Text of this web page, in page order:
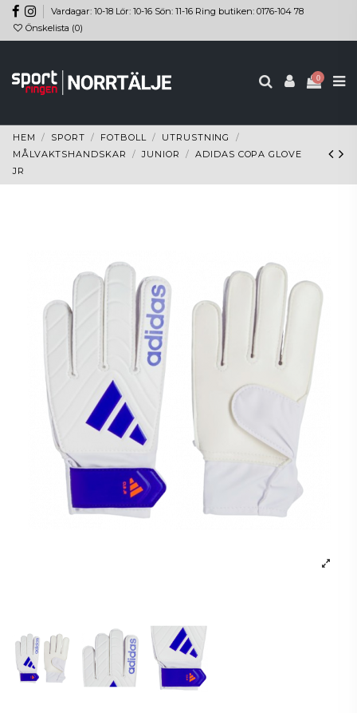
Vardagar: 10-18 Lör: 10-16 Sön: 11-16 Ring butiken: 0176-104 78
Önskelista (0)
0
HEM SPORT FOTBOLL
UTRUSTNING
MÅLVAKTSHANDSKAR
JUNIOR
ADIDAS COPA GLOVE
JR